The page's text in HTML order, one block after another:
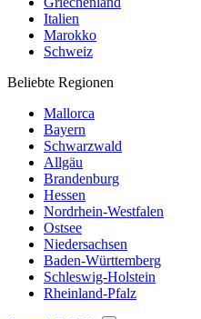
Italien
Marokko
Schweiz
Beliebte Regionen
Mallorca
Bayern
Schwarzwald
Allgäu
Brandenburg
Hessen
Nordrhein-Westfalen
Ostsee
Niedersachsen
Baden-Württemberg
Schleswig-Holstein
Rheinland-Pfalz